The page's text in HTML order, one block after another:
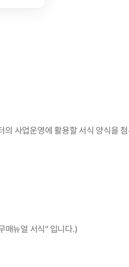
의 사업운영에 활용할 서식 양식을
매뉴얼 서식" 입니다.)